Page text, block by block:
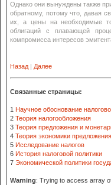
Однако они вынуждены также
обратному, потому что, давая
их, а цены на необходимые
облигаций с плавающей
компромисса интересов
Назад | Далее
Связанные страницы:
1 Научное обоснование
2 Теория налогообложения
3 Теория предложения и
4 Теория экономики предложения
5 Исследование налогов
6 История налоговой политики
7 Экономической политики
Warning: Trying to access array